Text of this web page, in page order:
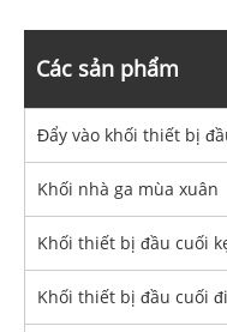
Các sản phẩm
Đẩy vào khối thiết bị
Khối nhà ga mùa xuân
Khối thiết bị đầu cuối
Khối thiết bị đầu cuối